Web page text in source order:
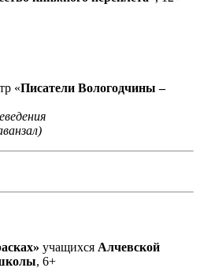
«Писатели Вологодчины –
учащихся Алчевской
, 6+